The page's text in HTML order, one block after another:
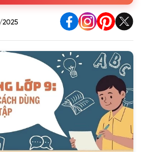
lớp 9 có đáp án
2025